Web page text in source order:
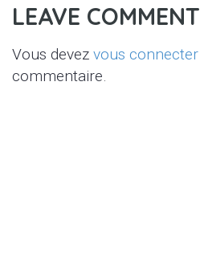
LEAVE COMMENT
Vous devez vous connecter
commentaire.